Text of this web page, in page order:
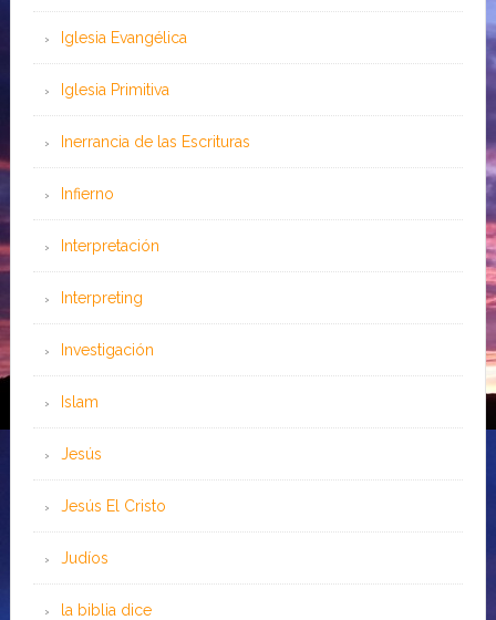
Iglesia Evangélica
Iglesia Primitiva
Inerrancia de las Escrituras
Infierno
Interpretación
Interpreting
Investigación
Islam
Jesús
Jesús El Cristo
Judíos
la biblia dice